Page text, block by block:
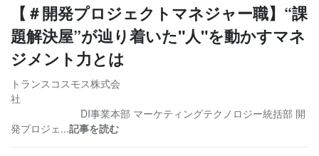
【＃開発プロジェクトマネジャー職】“課
題解決屋”が辿り着いた"人"を動かすマネ
ジメント力とは
トランスコスモス株式会
社
DI事業本部 マーケティングテクノロジー統括部 開
発プロジェ...記事を読む